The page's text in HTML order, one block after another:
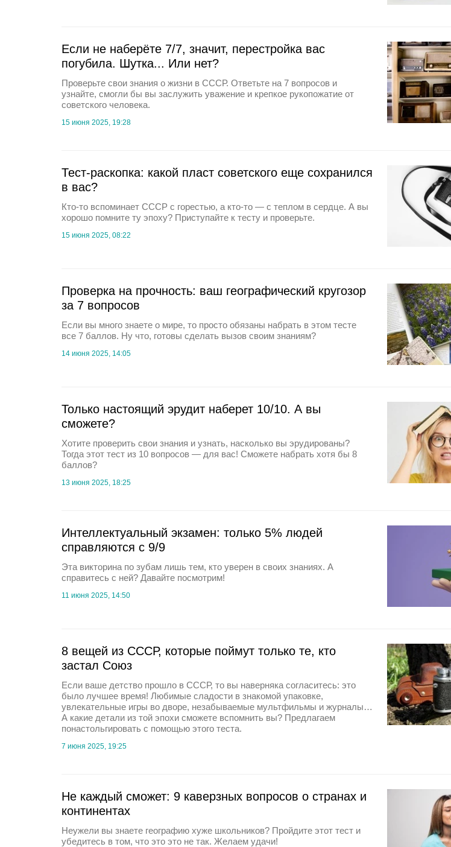
Если не наберёте 7/7, значит, перестройка вас
погубила. Шутка... Или нет?
Проверьте свои знания о жизни в СССР. Ответьте на 7 вопросов и
узнайте, смогли бы вы заслужить уважение и крепкое рукопожатие от
советского человека.
15 июня 2025, 19:28
Тест-раскопка: какой пласт советского еще сохранился
в вас?
Кто-то вспоминает СССР с горестью, а кто-то — с теплом в сердце. А вы
хорошо помните ту эпоху? Приступайте к тесту и проверьте.
15 июня 2025, 08:22
Проверка на прочность: ваш географический кругозор
за 7 вопросов
Если вы много знаете о мире, то просто обязаны набрать в этом тесте
все 7 баллов. Ну что, готовы сделать вызов своим знаниям?
14 июня 2025, 14:05
Только настоящий эрудит наберет 10/10. А вы
сможете?
Хотите проверить свои знания и узнать, насколько вы эрудированы?
Тогда этот тест из 10 вопросов — для вас! Сможете набрать хотя бы 8
баллов?
13 июня 2025, 18:25
Интеллектуальный экзамен: только 5% людей
справляются с 9/9
Эта викторина по зубам лишь тем, кто уверен в своих знаниях. А
справитесь с ней? Давайте посмотрим!
11 июня 2025, 14:50
8 вещей из СССР, которые поймут только те, кто
застал Союз
Если ваше детство прошло в СССР, то вы наверняка согласитесь: это
было лучшее время! Любимые сладости в знакомой упаковке,
увлекательные игры во дворе, незабываемые мультфильмы и журналы…
А какие детали из той эпохи сможете вспомнить вы? Предлагаем
понастольгировать с помощью этого теста.
7 июня 2025, 19:25
Не каждый сможет: 9 каверзных вопросов о странах и
континентах
Неужели вы знаете географию хуже школьников? Пройдите этот тест и
убедитесь в том, что это это не так. Желаем удачи!